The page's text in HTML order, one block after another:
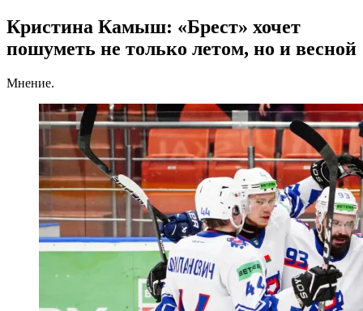
Кристина Камыш: «Брест» хочет
пошуметь не только летом, но и весной
Мнение.